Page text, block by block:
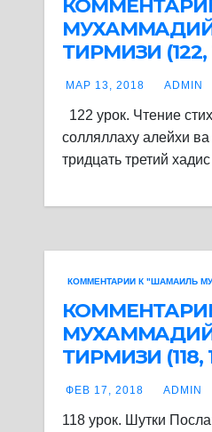
ТИРМИЗИ (122,
МАР 13, 2018 ADMIN
122 урок. Чтение
солляллаху алейхи
КОММЕНТАРИИ К "ШАМАИЛЬ
ТИРМИЗИ (118,
ФЕВ 17, 2018 ADMIN
118 урок. Шутки